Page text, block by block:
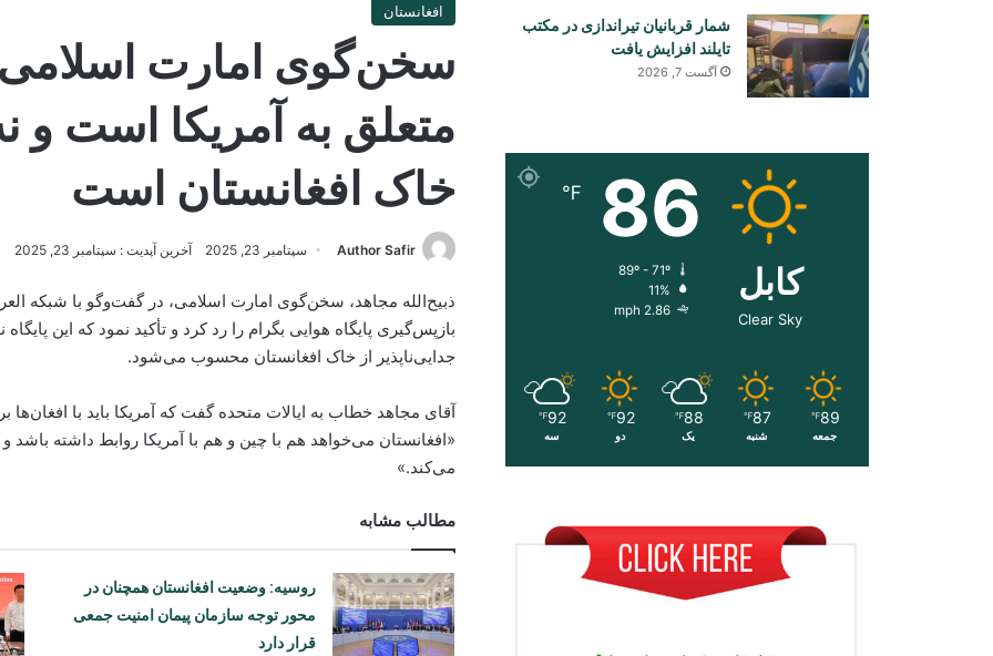
افغانستان
سخن‌گوی امارت اسلامی:
متعلق به آمریکا است و
خاک افغانستان است
Author Safir سپتامبر 23, 2025 آخرین آپدیت : سپتامبر 23, 2025
ذبیح‌الله مجاهد، سخن‌گوی امارت اسلامی، در گفت‌وگو با شبکه
بازپس‌گیری پایگاه هوایی بگرام را رد کرد و تأکید نمود که این
جدایی‌ناپذیر از خاک افغانستان محسوب می‌شود.
آقای مجاهد خطاب به ایالات متحده گفت که آمریکا باید با افغان‌ها
«افغانستان می‌خواهد هم با چین و هم با آمریکا روابط داشته
می‌کند.»
مطالب مشابه
روسیه: وضعیت افغانستان همچنان در
محور توجه سازمان پیمان امنیت جمعی
قرار دارد
شمار قربانیان تیراندازی در مکتب
تایلند افزایش یافت
آگست 7, 2026
کابل
Clear Sky
86
℉
11%
2.86 mph
89
℉
جمعه
87
℉
شنبه
88
℉
یک
92
℉
دو
92
℉
سه